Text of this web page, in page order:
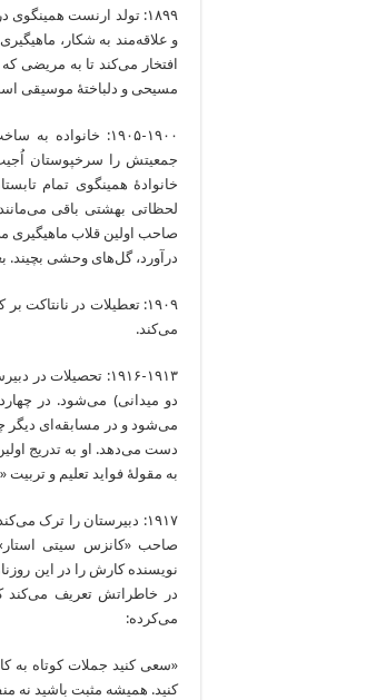
۱۸۹۹: تولد ارنست
و علاقه‌مند به شکار،
افتخار می‌کند تا به مریضی
مسیحی و دلباختۀ موسیقی‌
۱۹۰۵-۱۹۰۰:
جمعیتش را سرخپوستان
خانوادۀ همینگوی تمام
لحظاتی بهشتی باقی
صاحب اولین‌ قلاب ماهیگیری
درآورد، گل‌های وحشی بچیند.
۱۹۰۹: تعطیلات در
می‌کند.
۱۹۱۶-۱۹۱۳:
دو میدانی) می‌شود. در
می‌شود و در مسابقه‌ای دیگر
دست می‌دهد. او به تدریج
به مقولۀ فواید تعلیم و
۱۹۱۷: دبیرستان را ترک
صاحب «کانزس سیتی
نویسنده کارش را در این
در خاطراتش تعریف می‌کند
می‌کرده:
«سعی کنید جملات‌ کوتاه به
کنید. همیشه مثبت باشید نه